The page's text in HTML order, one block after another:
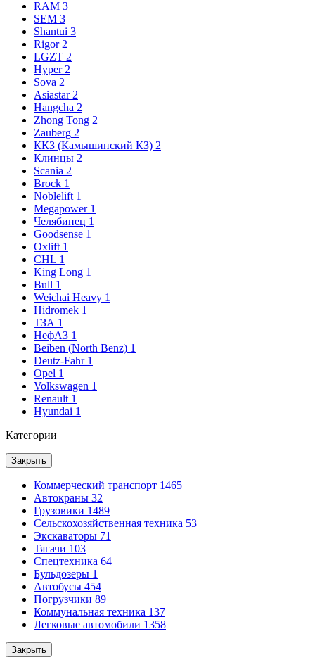
RAM 3
SEM 3
Shantui 3
Rigor 2
LGZT 2
Hyper 2
Sova 2
Asiastar 2
Hangcha 2
Zhong Tong 2
Zauberg 2
ККЗ (Камышинский КЗ) 2
Клинцы 2
Scania 2
Brock 1
Noblelift 1
Megapower 1
Челябинец 1
Goodsense 1
Oxlift 1
CHL 1
King Long 1
Bull 1
Weichai Heavy 1
Hidromek 1
ТЗА 1
НефАЗ 1
Beiben (North Benz) 1
Deutz-Fahr 1
Opel 1
Volkswagen 1
Renault 1
Hyundai 1
Категории
Закрыть
Коммерческий транспорт 1465
Автокраны 32
Грузовики 1489
Сельскохозяйственная техника 53
Экскаваторы 71
Тягачи 103
Спецтехника 64
Бульдозеры 1
Автобусы 454
Погрузчики 89
Коммунальная техника 137
Легковые автомобили 1358
Закрыть